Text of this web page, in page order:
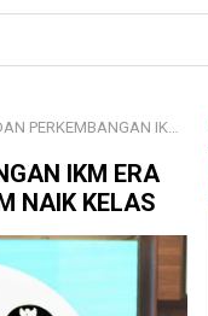
DISNAKERIN GELAR PROGRAM IKM NAIK KELAS
IKM ERA
NAIK KELAS